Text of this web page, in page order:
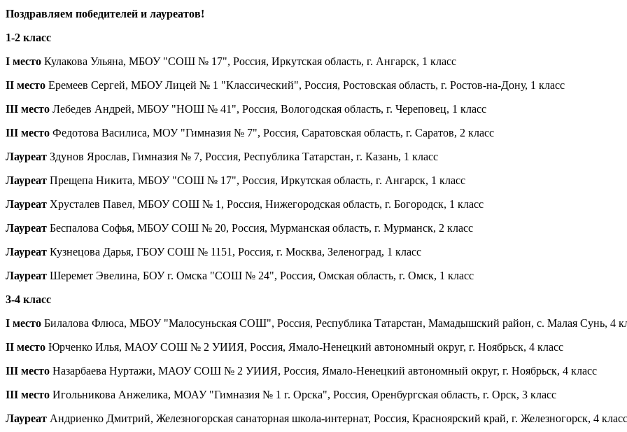
Поздравляем победителей и лауреатов!
1-2 класс
I место Кулакова Ульяна, МБОУ "СОШ № 17", Россия, Иркутская область, г. Ангарск, 1 класс
II место Еремеев Сергей, МБОУ Лицей № 1 "Классический", Россия, Ростовская область, г. Ростов-на-Дону, 1 класс
III место Лебедев Андрей, МБОУ "НОШ № 41", Россия, Вологодская область, г. Череповец, 1 класс
III место Федотова Василиса, МОУ "Гимназия № 7", Россия, Саратовская область, г. Саратов, 2 класс
Лауреат Здунов Ярослав, Гимназия № 7, Россия, Республика Татарстан, г. Казань, 1 класс
Лауреат Прещепа Никита, МБОУ "СОШ № 17", Россия, Иркутская область, г. Ангарск, 1 класс
Лауреат Хрусталев Павел, МБОУ СОШ № 1, Россия, Нижегородская область, г. Богородск, 1 класс
Лауреат Беспалова Софья, МБОУ СОШ № 20, Россия, Мурманская область, г. Мурманск, 2 класс
Лауреат Кузнецова Дарья, ГБОУ СОШ № 1151, Россия, г. Москва, Зеленоград, 1 класс
Лауреат Шеремет Эвелина, БОУ г. Омска "СОШ № 24", Россия, Омская область, г. Омск, 1 класс
3-4 класс
I место Билалова Флюса, МБОУ "Малосуньская СОШ", Россия, Республика Татарстан, Мамадышский район, с. Малая Сунь, 4
II место Юрченко Илья, МАОУ СОШ № 2 УИИЯ, Россия, Ямало-Ненецкий автономный округ, г. Ноябрьск, 4 класс
III место Назарбаева Нуртажи, МАОУ СОШ № 2 УИИЯ, Россия, Ямало-Ненецкий автономный округ, г. Ноябрьск, 4 класс
III место Игольникова Анжелика, МОАУ "Гимназия № 1 г. Орска", Россия, Оренбургская область, г. Орск, 3 класс
Лауреат Андриенко Дмитрий, Железногорская санаторная школа-интернат, Россия, Красноярский край, г. Железногорск, 4 класс